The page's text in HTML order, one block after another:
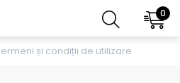
0
și condiții de utilizare